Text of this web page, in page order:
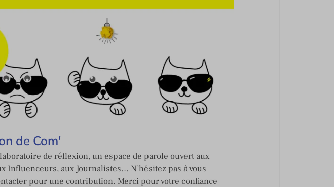
de Com'
de réflexion, un espace de parole ouvert aux
Influenceurs, aux Journalistes… N’hésitez pas à vous
pour une contribution. Merci pour votre confiance